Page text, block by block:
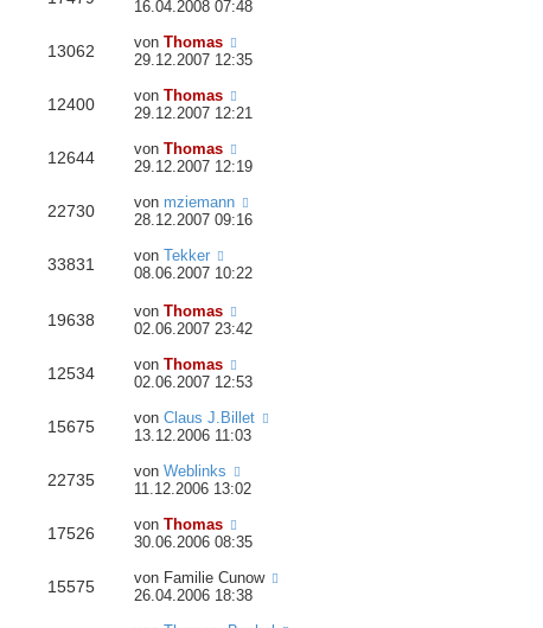
16.04.2008 07:48
13062 von Thomas
29.12.2007 12:35
12400 von Thomas
29.12.2007 12:21
12644 von Thomas
29.12.2007 12:19
22730 von mziemann
28.12.2007 09:16
33831 von Tekker
08.06.2007 10:22
19638 von Thomas
02.06.2007 23:42
12534 von Thomas
02.06.2007 12:53
15675 von Claus J.Billet
13.12.2006 11:03
22735 von Weblinks
11.12.2006 13:02
17526 von Thomas
30.06.2006 08:35
15575 von Familie Cunow
26.04.2006 18:38